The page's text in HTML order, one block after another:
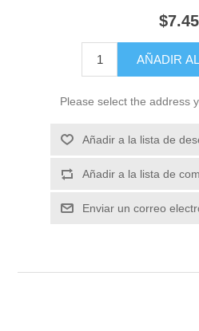
$7.45
Please select the address